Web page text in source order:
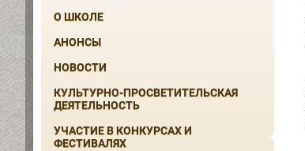
О ШКОЛЕ
АНОНСЫ
НОВОСТИ
КУЛЬТУРНО-ПРОСВЕТИТЕЛЬСКАЯ
ДЕЯТЕЛЬНОСТЬ
УЧАСТИЕ В КОНКУРСАХ И
ФЕСТИВАЛЯХ